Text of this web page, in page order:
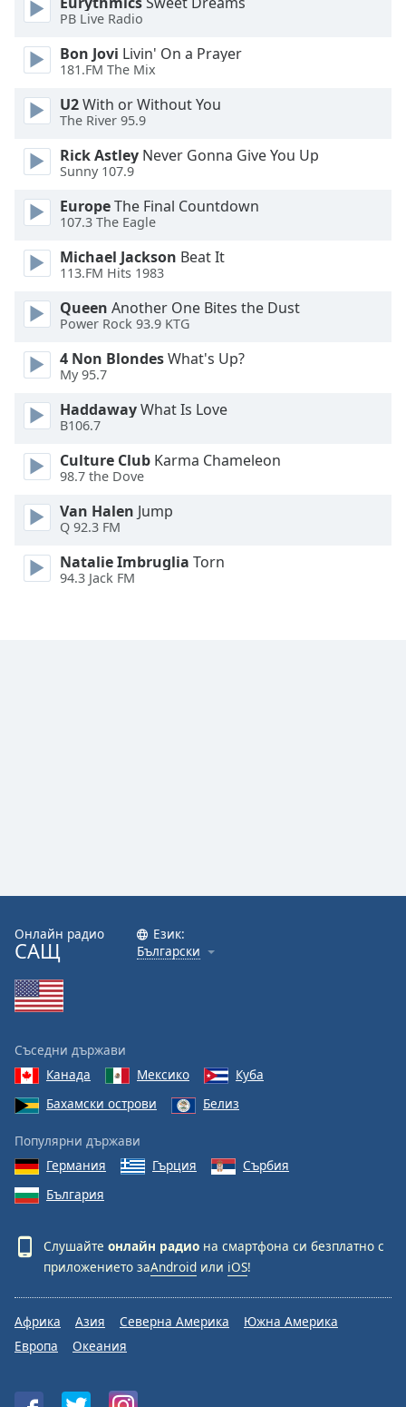
Font
Size
Text
Edge
Style
Font
Dialog
End
dialog
PB Live Radio
Bon Jovi Livin' On a Prayer
181.FM The Mix
U2With or Without You
The River 95.9
Rick Astley Never Gonna Give You Up
Sunny 107.9
EuropeThe Final Countdown
107.3 The Eagle
Michael Jackson Beat It
113.FM Hits 1983
Queen Another One Bites the Dust
Power Rock 93.9 KTG
4 Non BlondesWhat's Up?
My 95.7
HaddawayWhat Is Love
B106.7
Culture Club Karma Chameleon
98.7 the Dove
Van Halen Jump
Q 92.3 FM
Natalie Imbruglia Torn
94.3 Jack FM
Онлайн радио
САЩ
Език:
Български
Съседни държави
Канада
Мексико
Куба
Бахамски острови
Белиз
Популярни държави
Германия
Гърция
Сърбия
България
Слушайте онлайн радио на смартфона си безплатно с
приложението заAndroid или iOS!
Африка Азия Северна Америка
Южна Америка
Европа
Океания